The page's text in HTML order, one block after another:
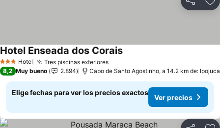
Compartir
3 Estrellas
Hotel Tres piscinas exterioresVer precios
Hotel Enseada dos CoraisVer precios
8,2 Muy bueno 2.894 Cabo de Santo Agostinho, a 14.2 km de: Ipojuca
Elige fechas para ver los precios exactos
Ver precios